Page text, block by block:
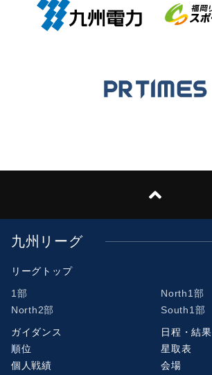
九州リーグ
リーグトップ
1部
North1部
North2部
South1部
ガイダンス
日程・結果
順位
星取表
個人戦績
会場